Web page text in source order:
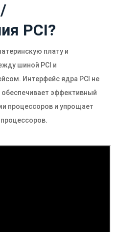
PCI?
плату и
шиной PCI и
Интерфейс ядра PCI не
обеспечивает эффективный
процессоров и упрощает